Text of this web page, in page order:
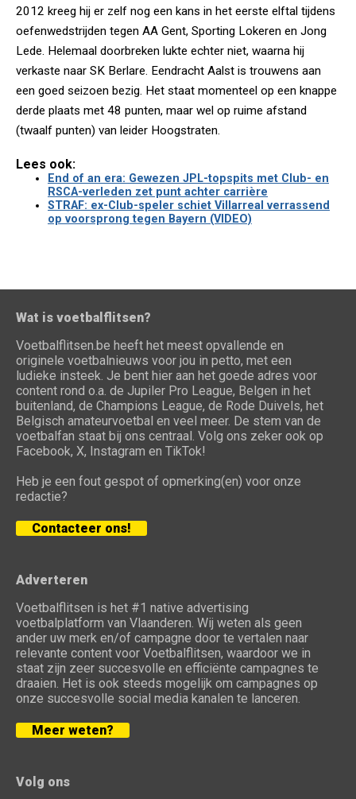
2012 kreeg hij er zelf nog een kans in het eerste elftal tijdens
oefenwedstrijden tegen AA Gent, Sporting Lokeren en Jong
Lede. Helemaal doorbreken lukte echter niet, waarna hij
verkaste naar SK Berlare. Eendracht Aalst is trouwens aan
een goed seizoen bezig. Het staat momenteel op een knappe
derde plaats met 48 punten, maar wel op ruime afstand
(twaalf punten) van leider Hoogstraten.
Lees ook:
End of an era: Gewezen JPL-topspits met Club- en
RSCA-verleden zet punt achter carrière
STRAF: ex-Club-speler schiet Villarreal verrassend
op voorsprong tegen Bayern (VIDEO)
Wat is voetbalflitsen?
Voetbalflitsen.be heeft het meest opvallende en
originele voetbalnieuws voor jou in petto, met een
ludieke insteek. Je bent hier aan het goede adres voor
content rond o.a. de Jupiler Pro League, Belgen in het
buitenland, de Champions League, de Rode Duivels, het
Belgisch amateurvoetbal en veel meer. De stem van de
voetbalfan staat bij ons centraal. Volg ons zeker ook op
Facebook, X, Instagram en TikTok!
Heb je een fout gespot of opmerking(en) voor onze
redactie?
Contacteer ons!
Adverteren
Voetbalflitsen is het #1 native advertising
voetbalplatform van Vlaanderen. Wij weten als geen
ander uw merk en/of campagne door te vertalen naar
relevante content voor Voetbalflitsen, waardoor we in
staat zijn zeer succesvolle en efficiënte campagnes te
draaien. Het is ook steeds mogelijk om campagnes op
onze succesvolle social media kanalen te lanceren.
Meer weten?
Volg ons